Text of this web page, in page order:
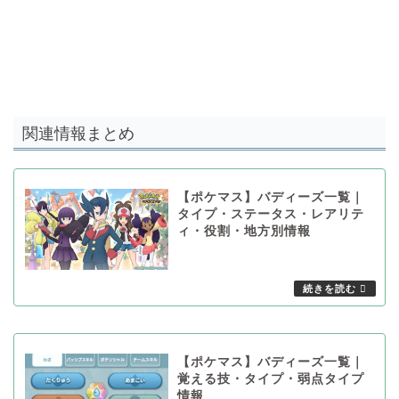
関連情報まとめ
【ポケマス】バディーズ一覧｜
タイプ・ステータス・レアリテ
ィ・役割・地方別情報
【ポケマス】バディーズ一覧｜
覚える技・タイプ・弱点タイプ
情報